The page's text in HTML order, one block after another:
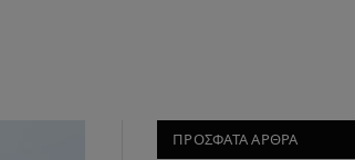
ΠΡΟΣΦΑΤΑ ΑΡΘΡΑ